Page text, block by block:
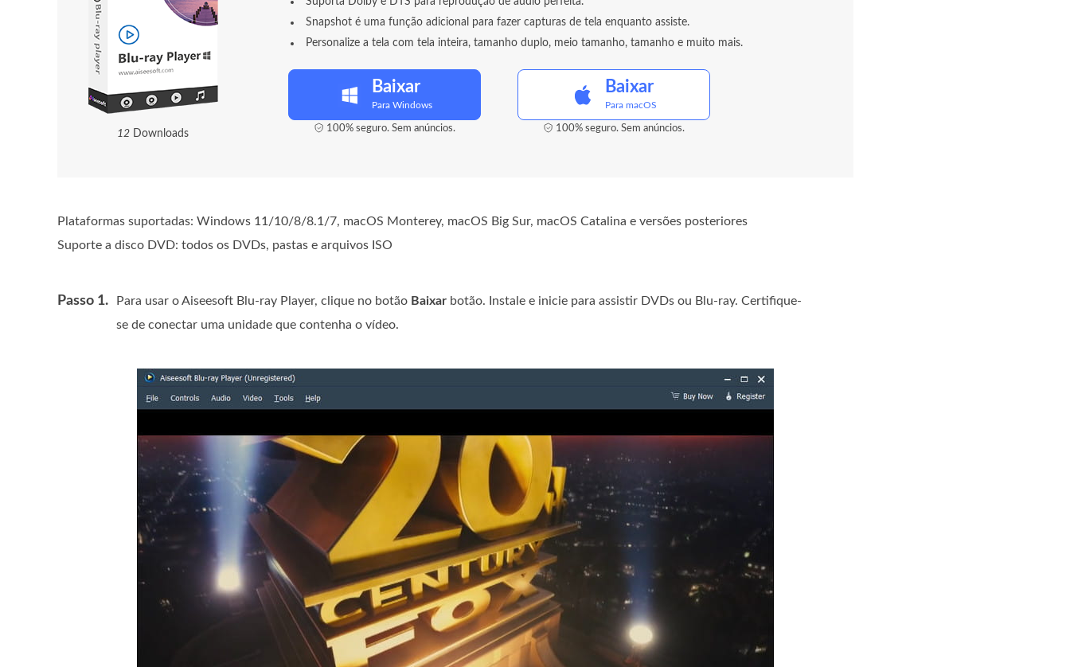
12 Downloads
Snapshot é uma função adicional para fazer capturas de tela enquanto assiste.
Personalize a tela com tela inteira, tamanho duplo, meio tamanho, tamanho e muito mais.
Baixar
Para Windows
100% seguro. Sem anúncios.
Baixar
Para macOS
100% seguro. Sem anúncios.
Plataformas suportadas: Windows 11/10/8/8.1/7, macOS Monterey, macOS Big Sur, macOS Catalina e versões posteriores
Suporte a disco DVD: todos os DVDs, pastas e arquivos ISO
Passo 1. Para usar o Aiseesoft Blu-ray Player, clique no botão Baixar botão. Instale e inicie para assistir DVDs ou Blu-ray. Certifique-
se de conectar uma unidade que contenha o vídeo.